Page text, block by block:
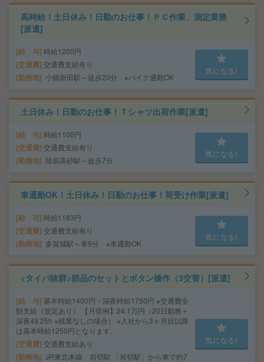
高時給！土日休み！日勤のお仕事！ＰＣ作業、測定業務
[派遣]
給 与 時給1200円
交通費 交通費支給有り
勤務地 小鶴新田駅～徒歩20分 ※バイク通勤OK
気になる!
土日休み！日勤のお仕事！Ｔシャツ出荷作業[派遣]
給 与 時給1100円
交通費 交通費支給有り
勤務地 陸前高砂駅～徒歩7分
気になる!
車通勤OK！土日休み！日勤のお仕事！荷受け作業[派遣]
給 与 時給1183円
交通費 交通費支給有り
勤務地 多賀城駅～車9分 ※車通勤OK
気になる!
<タイパ抜群>部品のセットとボタン操作（3交替）[派遣]
給 与 基本時給1400円・深夜時給1750円 ※交通費全
額支給（規定あり） 【月収例】24.1万円（20日勤務＋
深夜49.25h ※残業なしの場合） ※入社から3ヶ月目以降
は基本時給1250円となります。
交通費 交通費支給あり
勤務地 JR東北本線 岩切駅 「岩切駅」から車で約7
気になる!